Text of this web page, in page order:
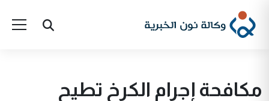
مكافحة إجرام الكرخ تطيح